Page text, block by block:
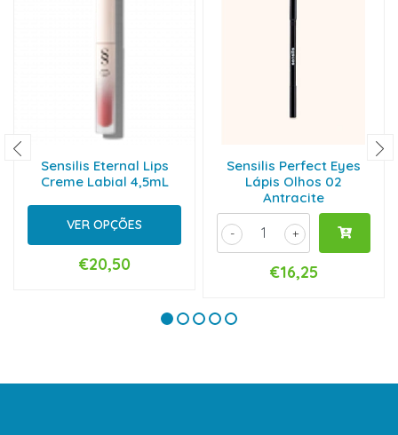
Sensilis Eternal Lips
Creme Labial 4,5mL
VER OPÇÕES
€20,50
Sensilis Perfect Eyes
Lápis Olhos 02
Antracite
+
-
€16,25